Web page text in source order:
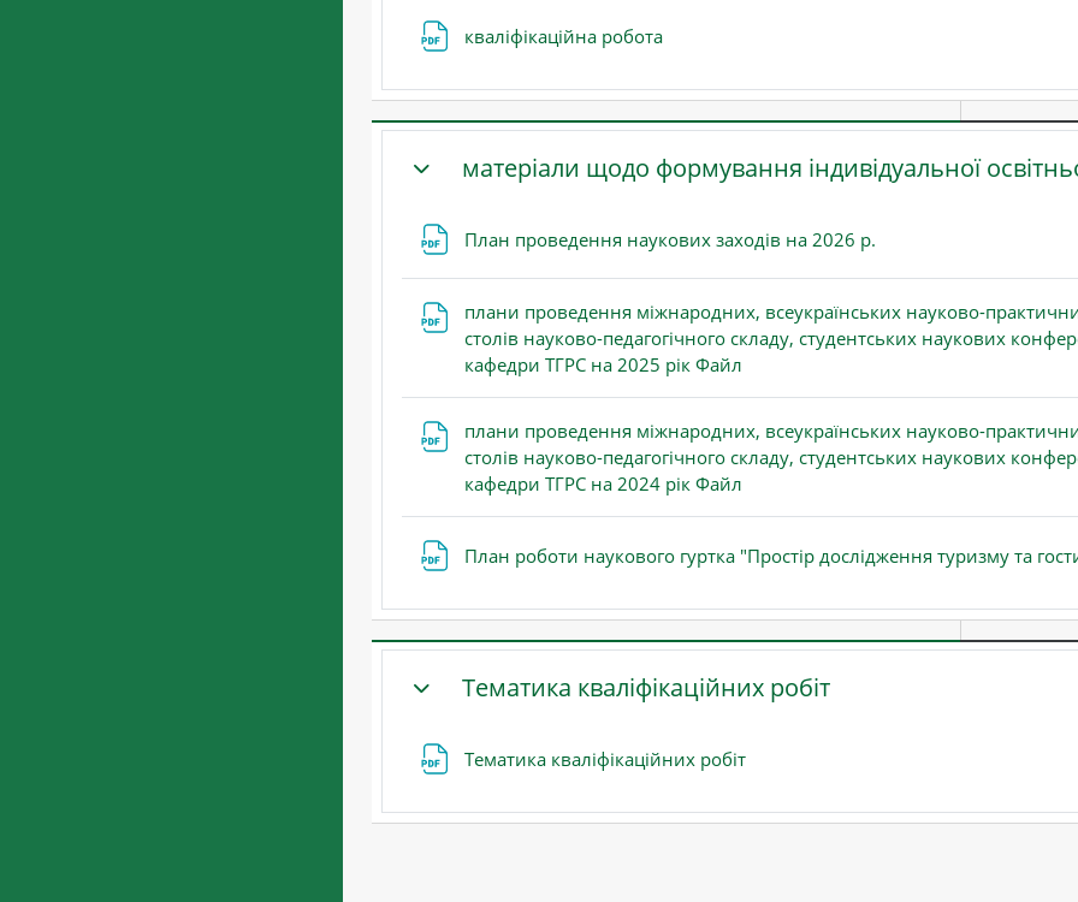
кваліфікаційна робота
матеріали щодо формування індивідуальної
План проведення наукових заходів на 2026 р.
плани проведення міжнародних, всеукраїнських науково-
столів науково-педагогічного складу, студентських наукових
кафедри ТГРС на 2025 рік Файл
плани проведення міжнародних, всеукраїнських науково-
столів науково-педагогічного складу, студентських наукових
кафедри ТГРС на 2024 рік Файл
План роботи наукового гуртка "Простір дослідження туризму та
Тематика кваліфікаційних робіт
Тематика кваліфікаційних робіт